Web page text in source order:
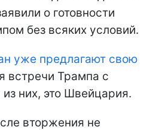
о готовности
без всяких условий.
уже предлагают свою
встречи Трампа с
них, это Швейцария.
вторжения не